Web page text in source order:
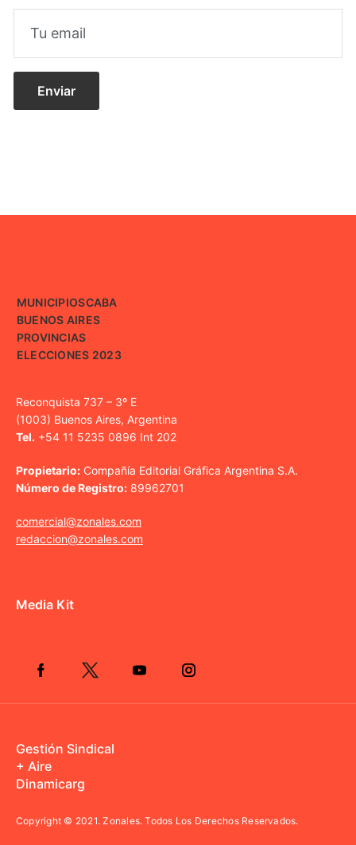
MUNICIPIOSCABA
BUENOS AIRES
PROVINCIAS
ELECCIONES 2023
Reconquista 737 – 3º E
(1003) Buenos Aires, Argentina
Tel. +54 11 5235 0896 Int 202
Propietario: Compañía Editorial Gráfica Argentina S.A.
Número de Registro: 89962701
comercial@zonales.com
redaccion@zonales.com
Media Kit
Gestión Sindical
+ Aire
Dinamicarg
Copyright © 2021.Zonales. Todos Los Derechos Reservados.